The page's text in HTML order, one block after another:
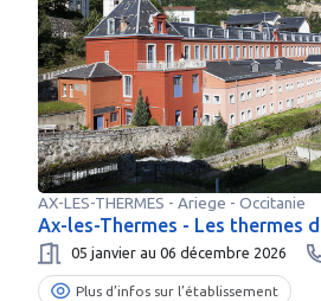
AX-LES-THERMES - Ariege - Occitanie
Ax-les-Thermes - Les thermes
05 janvier au 06 décembre 2026
Plus d’infos sur l’établissement